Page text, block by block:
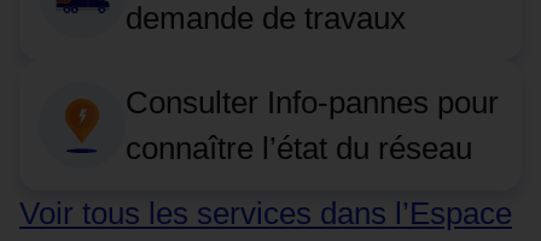
demande de travaux
Consulter Info-pannes pour
connaître l’état du réseau
Voir tous les services dans l’Espace